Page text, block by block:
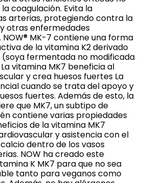
coagulación. Evita la
arterias, protegiendo contra la
otras enfermedades
MK-7 contiene una forma
de la vitamina K2 derivado
fermentada no modificada
vitamina MK7 beneficia al
y crea huesos fuertes La
cuando se trata del apoyo y
fuertes. Además de esto, la
que MK7, un subtipo de
contiene varias propiedades
de la vitamina MK7
y asistencia con el
dentro de los vasos
NOW ha creado este
K MK7 para que no sea
tanto para veganos como